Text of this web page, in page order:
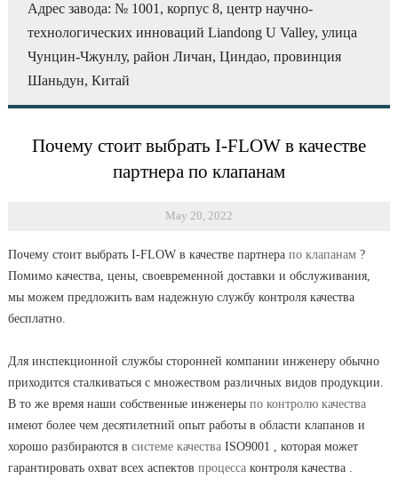
Адрес завода: № 1001, корпус 8, центр научно-
технологических инноваций Liandong U Valley, улица
Чунцин-Чжунлу, район Личан, Циндао, провинция
Шаньдун, Китай
Почему стоит выбрать I-FLOW в качестве
партнера по клапанам
May 20, 2022
Почему стоит выбрать I-FLOW в качестве партнерапо клапанам ?
Помимо качества, цены, своевременной доставки и обслуживания,
мы можем предложить вам надежную службу контроля качества
бесплатно.
Для инспекционной службы сторонней компании инженеру обычно
приходится сталкиваться с множеством различных видов продукции.
В то же время наши собственные инженерыпо контролю качества
имеют более чем десятилетний опыт работы в области клапанов и
хорошо разбираются в системе качества ISO9001 , которая может
гарантировать охват всех аспектов процесса контроля качества .